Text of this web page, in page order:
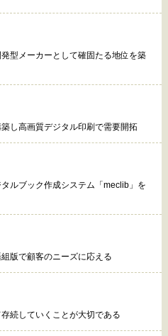
型メーカーとして確固たる地位を築
し高画質デジタル印刷で需要開拓
ルブック作成システム「meclib」を
版で顧客のニーズに応える
続していくことが大切である